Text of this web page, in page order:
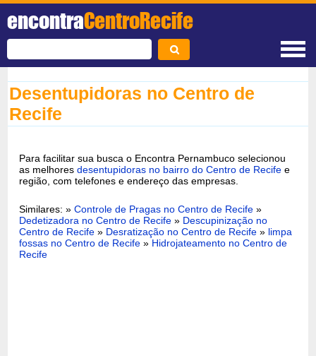
encontraCentroRecife
Desentupidoras no Centro de
Recife
Para facilitar sua busca o Encontra Pernambuco selecionou
as melhoresdesentupidoras no bairro do Centro de Recife e
região, com telefones e endereço das empresas.
Similares: »Controle de Pragas no Centro de Recife »
Dedetizadora no Centro de Recife » Descupinização no
Centro de Recife » Desratização no Centro de Recife » limpa
fossas no Centro de Recife » Hidrojateamento no Centro de
Recife